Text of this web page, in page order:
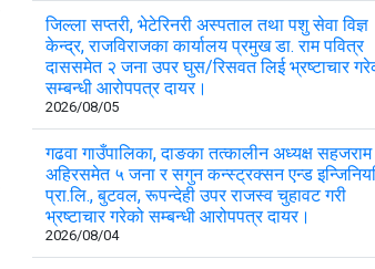
जिल्ला सप्तरी, भेटेरिनरी अस्पताल तथा पशु सेवा विज्ञ
केन्द्र, राजविराजका कार्यालय प्रमुख डा. राम पवित्र
दाससमेत २ जना उपर घुस/रिसवत लिई भ्रष्टाचार
सम्बन्धी आरोपपत्र दायर।
2026/08/05
गढवा गाउँपालिका, दाङका तत्कालीन अध्यक्ष सहजराम
अहिरसमेत ५ जना र सगुन कन्स्ट्रक्सन एन्ड
प्रा.लि., बुटवल, रूपन्देही उपर राजस्व चुहावट गरी
भ्रष्टाचार गरेको सम्बन्धी आरोपपत्र दायर।
2026/08/04